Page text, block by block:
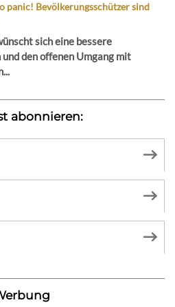
panic! Bevölkerungsschützer sind
sich eine bessere
den offenen Umgang mit
abonnieren: